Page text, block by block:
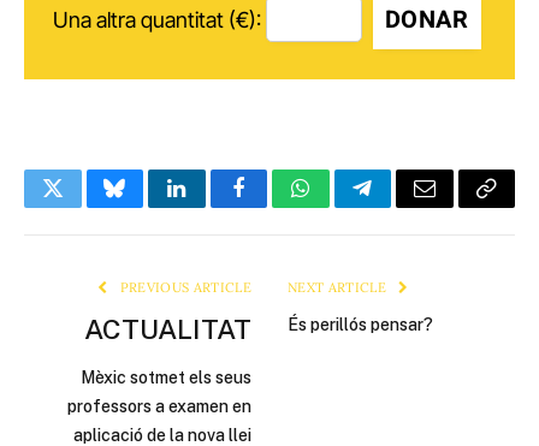
Una altra quantitat (€): DONAR
TwitterBlueskyLinkedInFacebookWhatsAppTelegramEmail Copy
PREVIOUS ARTICLE
ACTUALITAT
Mèxic sotmet els seus
professors a examen en
aplicació de la nova llei
NEXT ARTICLE
És perillós pensar?